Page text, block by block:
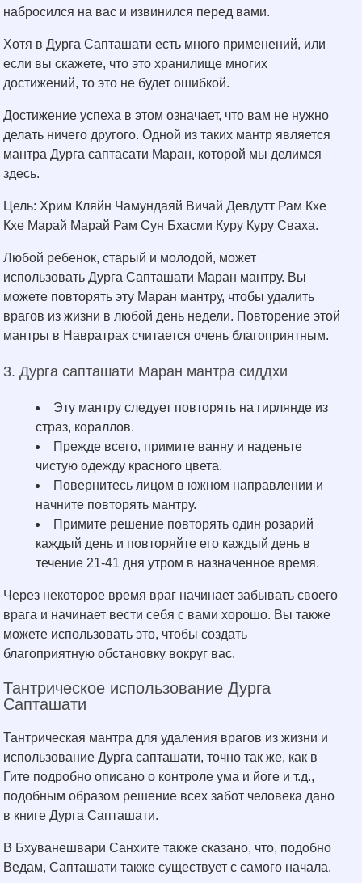
набросился на вас и извинился перед вами.
Хотя в Дурга Сапташати есть много применений, или
если вы скажете, что это хранилище многих
достижений, то это не будет ошибкой.
Достижение успеха в этом означает, что вам не нужно
делать ничего другого. Одной из таких мантр является
мантра Дурга саптасати Маран, которой мы делимся
здесь.
Цель: Хрим Кляйн Чамундаяй Вичай Девдутт Рам Кхе
Кхе Марай Марай Рам Сун Бхасми Куру Куру Сваха.
Любой ребенок, старый и молодой, может
использовать Дурга Сапташати Маран мантру. Вы
можете повторять эту Маран мантру, чтобы удалить
врагов из жизни в любой день недели. Повторение этой
мантры в Навратрах считается очень благоприятным.
3. Дурга сапташати Маран мантра сиддхи
Эту мантру следует повторять на гирлянде из
страз, кораллов.
Прежде всего, примите ванну и наденьте
чистую одежду красного цвета.
Повернитесь лицом в южном направлении и
начните повторять мантру.
Примите решение повторять один розарий
каждый день и повторяйте его каждый день в
течение 21-41 дня утром в назначенное время.
Через некоторое время враг начинает забывать своего
врага и начинает вести себя с вами хорошо. Вы также
можете использовать это, чтобы создать
благоприятную обстановку вокруг вас.
Тантрическое использование Дурга
Сапташати
Тантрическая мантра для удаления врагов из жизни и
использование Дурга сапташати, точно так же, как в
Гите подробно описано о контроле ума и йоге и т.д.,
подобным образом решение всех забот человека дано
в книге Дурга Сапташати.
В Бхуванешвари Санхите также сказано, что, подобно
Ведам, Сапташати также существует с самого начала.